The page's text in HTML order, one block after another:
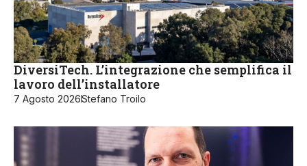
DiversiTech. L’integrazione che semplifica il
lavoro dell’installatore
7 Agosto 2026Stefano Troilo